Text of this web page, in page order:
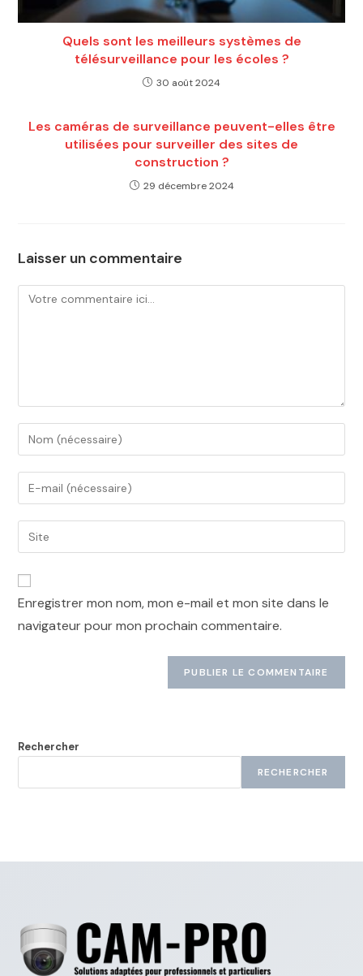
Quels sont les meilleurs systèmes de
télésurveillance pour les écoles ?
30 août 2024
Les caméras de surveillance peuvent-elles être
utilisées pour surveiller des sites de
construction ?
29 décembre 2024
Laisser un commentaire
Enregistrer mon nom, mon e-mail et mon site dans le
navigateur pour mon prochain commentaire.
Rechercher
RECHERCHER